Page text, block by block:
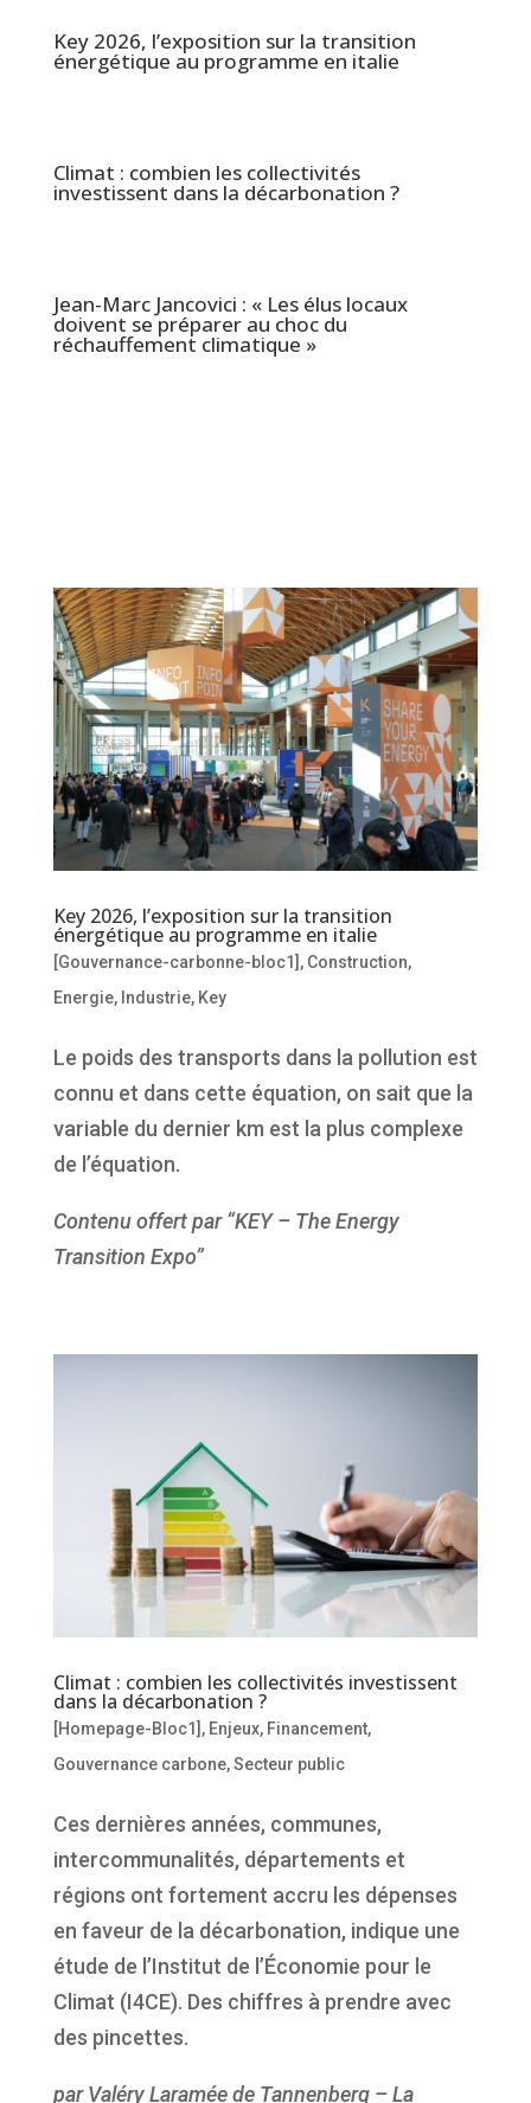
Key 2026, l’exposition sur la transition
énergétique au programme en italie
Climat : combien les collectivités
investissent dans la décarbonation ?
Jean-Marc Jancovici : « Les élus locaux
doivent se préparer au choc du
réchauffement climatique »
Key 2026, l’exposition sur la transition
énergétique au programme en italie
[Gouvernance-carbonne-bloc1] , Construction,
Energie, Industrie, Key
Le poids des transports dans la pollution est
connu et dans cette équation, on sait que la
variable du dernier km est la plus complexe
de l’équation.
Contenu offert par “KEY – The Energy
Transition Expo”
Climat : combien les collectivités investissent
dans la décarbonation ?
[Homepage-Bloc1] , Enjeux, Financement,
Gouvernance carbone,Secteur public
Ces dernières années, communes,
intercommunalités, départements et
régions ont fortement accru les dépenses
en faveur de la décarbonation, indique une
étude de l’Institut de l’Économie pour le
Climat (I4CE). Des chiffres à prendre avec
des pincettes.
par Valéry Laramée de Tannenberg – La